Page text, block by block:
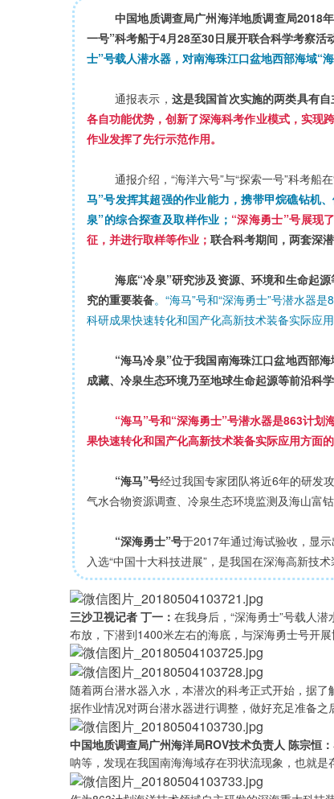
中国地质调查局广州海洋地质调查局2018
一号”科考船于4月28至30日展开联合科学考察活动
士”号载人潜水器，对南海珠江口盆地西部海域“
通报表示， 这是我国首次实施的两类具有
各自功能优势，创新了深海科考作业模式，实现
作业发挥了先行示范作用。
通报介绍，“海洋六号”与“探索一号”科考船
马”号发挥其超强的作业能力，携带甲烷礁钻机
泉”的综合探查及取样作业； “深海勇士”号展现
征，并进行取样等作业； 联合科考期间，两套深
海底“冷泉”研究涉及资源、环境和生命起
究的重要装备。“海马”号和“深海勇士”号潜水器
科研成果快速转化和国产化高新技术装备实际应用
“海马冷泉”位于我国南海珠江口盆地西部
成藏、冷泉生态环境乃至地球生命起源等前沿科
“海马”号和“深海勇士”号潜水器是863计
果快速转化和国产化高新技术装备实际应用方面的
“海马”号经过我国专家团队将近6年的研发
气水合物资源调查、冷泉生态环境监测及海山富
“深海勇士”号于2017年通过海试验收，显
入选“中国十大科技进展”，是我国在深海高新技
三沙卫视记者 丁一： 在我身后，“深海勇士”号载人
布放，下潜到1400米左右的海底，与深海勇士号开
随着两台潜水器入水，本潜次的科考正式开始，据
据作业情况对两台潜水器进行调整，做好充足准备之
中国地质调查局广州海洋局ROV技术负责人 陈宗恒：
呐等，发现在我国南海海域存在羽状流现象，也就是